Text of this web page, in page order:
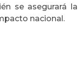
se asegurará la
nacional.